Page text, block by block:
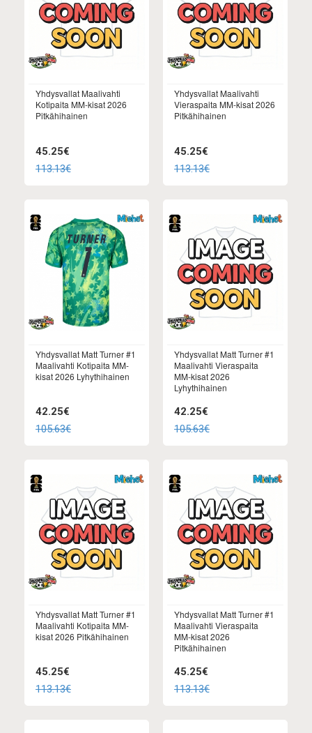
Yhdysvallat Maalivahti
Kotipaita MM-kisat 2026
Pitkähihainen
45.25€
113.13€
Yhdysvallat Maalivahti
Vieraspaita MM-kisat 2026
Pitkähihainen
45.25€
113.13€
Yhdysvallat Matt Turner #1
Maalivahti Kotipaita MM-
kisat 2026 Lyhythihainen
42.25€
105.63€
Yhdysvallat Matt Turner #1
Maalivahti Vieraspaita
MM-kisat 2026
Lyhythihainen
42.25€
105.63€
Yhdysvallat Matt Turner #1
Maalivahti Kotipaita MM-
kisat 2026 Pitkähihainen
45.25€
113.13€
Yhdysvallat Matt Turner #1
Maalivahti Vieraspaita
MM-kisat 2026
Pitkähihainen
45.25€
113.13€